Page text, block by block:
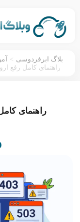
بلاگ ابرفردوسی >
راهنمای کامل رفع
راهنمای